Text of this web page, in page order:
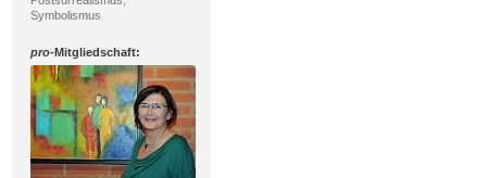
Symbolismus
pro-Mitgliedschaft: